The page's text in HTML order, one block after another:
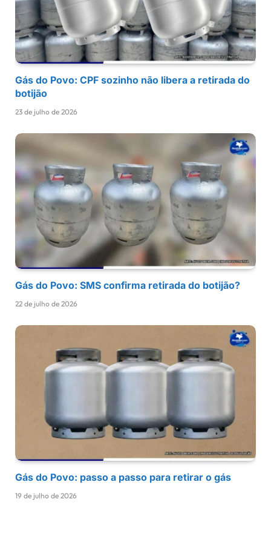
Gás do Povo: CPF sozinho não libera a retirada do
botijão
23 de julho de 2026
Gás do Povo: SMS confirma retirada do botijão?
22 de julho de 2026
Gás do Povo: passo a passo para retirar o gás
19 de julho de 2026